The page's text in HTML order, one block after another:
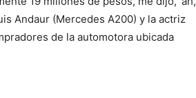
Andaur (Mercedes A200) y la actriz
de la automotora ubicada